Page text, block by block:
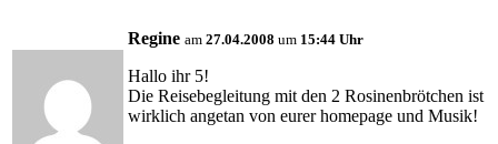
Regine am 27.04.2008 um 15:44 Uhr
Hallo ihr 5!
Die Reisebegleitung mit den 2 Rosinenbrötchen ist
wirklich angetan von eurer homepage und Musik!